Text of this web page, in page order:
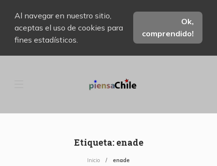
Al navegar en nuestro sitio,
aceptas el uso de cookies para
fines estadísticos.
Ok,
comprendido!
Etiqueta: enade
Inicio enade